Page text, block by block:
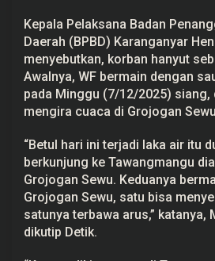
Kepala Pelaksana Badan
Daerah (BPBD) Karanganyar
menyebutkan, korban hanyut
Awalnya, WF bermain dengan
pada Minggu (7/12/2025) siang,
mengira cuaca di Grojogan
“Betul hari ini terjadi laka air itu
berkunjung ke Tawangmangu
Grojogan Sewu. Keduanya
Grojogan Sewu, satu bisa
satunya terbawa arus,” katanya,
dikutip Detik.